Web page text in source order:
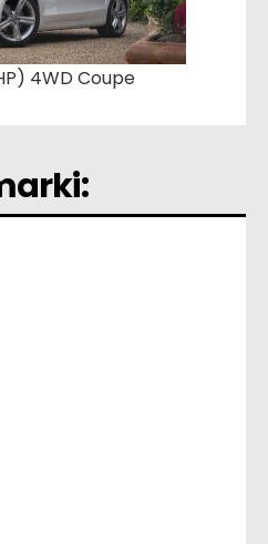
4WD Coupe